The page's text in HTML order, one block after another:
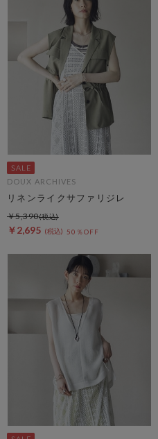
DOUX ARCHIVES
リネンライクサファリジレ
￥2,695 50％OFF
￥5,390